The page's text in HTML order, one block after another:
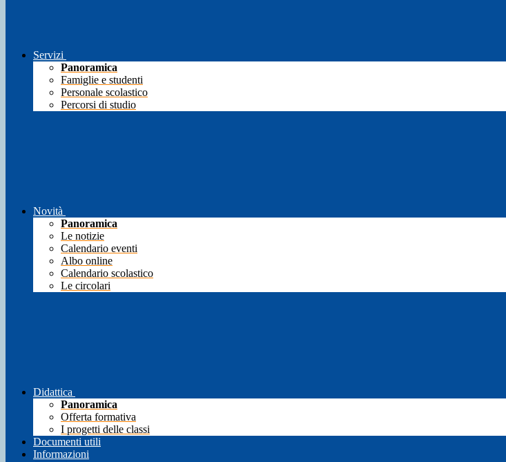
Servizi
Panoramica
Famiglie e studenti
Personale scolastico
Percorsi di studio
Novità
Panoramica
Le notizie
Calendario eventi
Albo online
Calendario scolastico
Le circolari
Didattica
Panoramica
Offerta formativa
I progetti delle classi
Documenti utili
Informazioni